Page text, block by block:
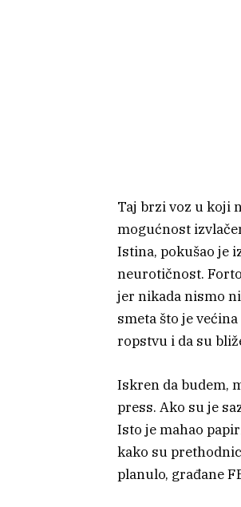
Taj brzi voz u koji
mogućnost
Istina, pokušao je
neurotičnost. Forto
jer nikada nismo
smeta što je
ropstvu i da su
Iskren da budem,
press. Ako su je
Isto je mahao
kako su
planulo, građane